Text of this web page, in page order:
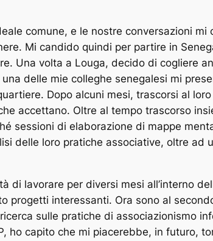
comune, e le nostre conversazioni mi
Mi candido quindi per partire in
Una volta a Louga, decido di cogliere
delle mie colleghe senegalesi mi
Dopo alcuni mesi, trascorsi al
accettano. Oltre al tempo trascorso
sessioni di elaborazione di mappe
delle loro pratiche associative, oltre ad
di lavorare per diversi mesi all’interno
progetti interessanti. Ora sono al
sulle pratiche di associazionismo
ho capito che mi piacerebbe, in futuro,